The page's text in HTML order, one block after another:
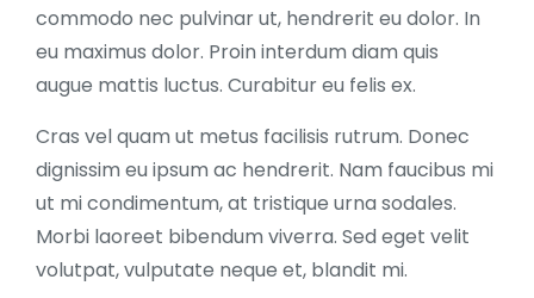
commodo nec pulvinar ut, hendrerit eu dolor. In
eu maximus dolor. Proin interdum diam quis
augue mattis luctus. Curabitur eu felis ex.
Cras vel quam ut metus facilisis rutrum. Donec
dignissim eu ipsum ac hendrerit. Nam faucibus mi
ut mi condimentum, at tristique urna sodales.
Morbi laoreet bibendum viverra. Sed eget velit
volutpat, vulputate neque et, blandit mi.